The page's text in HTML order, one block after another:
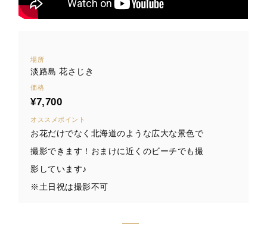
場所
淡路島 花さじき
価格
¥7,700
オススメポイント
お花だけでなく北海道のような広大な景色で
撮影できます！おまけに近くのビーチでも撮
影しています♪
※土日祝は撮影不可